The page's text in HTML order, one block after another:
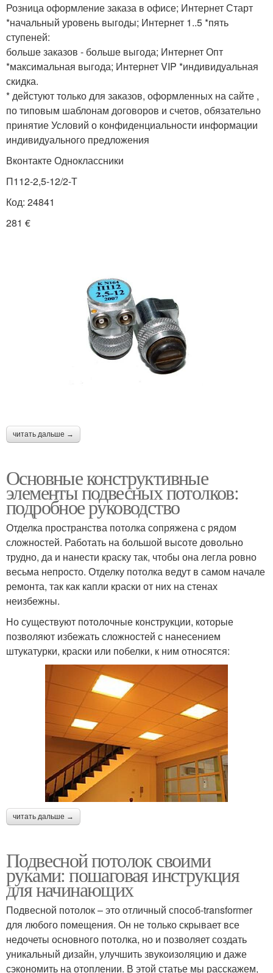
Розница оформление заказа в офисе; Интернет Старт
*начальный уровень выгоды; Интернет 1..5 *пять
ступеней:
больше заказов - больше выгода; Интернет Опт
*максимальная выгода; Интернет VIP *индивидуальная
скидка.
* дейстуют только для заказов, оформленных на сайте ,
по типовым шаблонам договоров и счетов, обяза­тель­но
принятие Условий о конфи­ден­циальности инфор­ма­ции
инди­видуаль­ного пред­ло­жения
Вконтакте Одноклассники
П112-2,5-12/2-Т
Код: 24841
281 €
читать дальше →
Основные конструктивные
элементы подвесных потолков:
подробное руководство
Отделка пространства потолка сопряжена с рядом
сложностей. Работать на большой высоте довольно
трудно, да и нанести краску так, чтобы она легла ровно
весьма непросто. Отделку потолка ведут в самом начале
ремонта, так как капли краски от них на стенах
неизбежны.
Но существуют потолочные конструкции, которые
позволяют избежать сложностей с нанесением
штукатурки, краски или побелки, к ним относятся:
читать дальше →
Подвесной потолок своими
руками: пошаговая инструкция
для начинающих
Подвесной потолок – это отличный способ-transformer
для любого помещения. Он не только скрывает все
недочеты основного потолка, но и позволяет создать
уникальный дизайн, улучшить звукоизоляцию и даже
сэкономить на отоплении. В этой статье мы расскажем,